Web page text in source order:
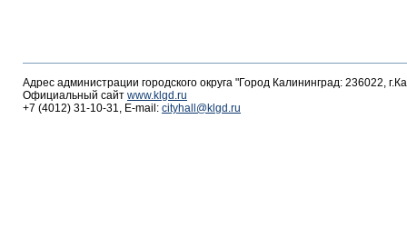
Адрес администрации городского округа "Город Калининград: 236022,
Официальный сайт www.klgd.ru
+7 (4012) 31-10-31, E-mail: cityhall@klgd.ru